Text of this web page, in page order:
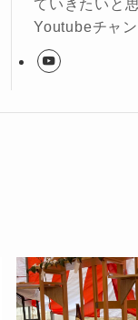
ていきたいと
Youtubeチャ